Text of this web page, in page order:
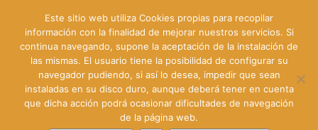
Este sitio web utiliza Cookies propias para recopilar
información con la finalidad de mejorar nuestros servicios. Si
continua navegando, supone la aceptación de la instalación de
las mismas. El usuario tiene la posibilidad de configurar su
navegador pudiendo, si así lo desea, impedir que sean
instaladas en su disco duro, aunque deberá tener en cuenta
que dicha acción podrá ocasionar dificultades de navegación
de la página web.